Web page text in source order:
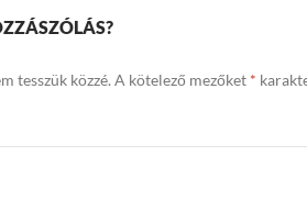
tesszük közzé. A kötelező mezőket *